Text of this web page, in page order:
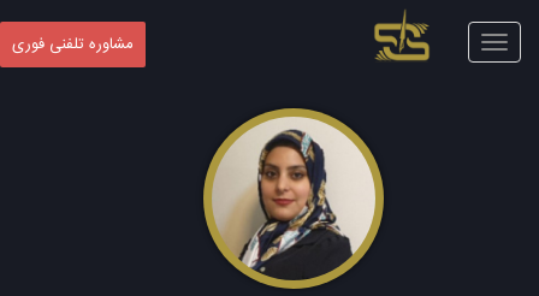
Toggle
navigation
مشاوره تلفنی فوری